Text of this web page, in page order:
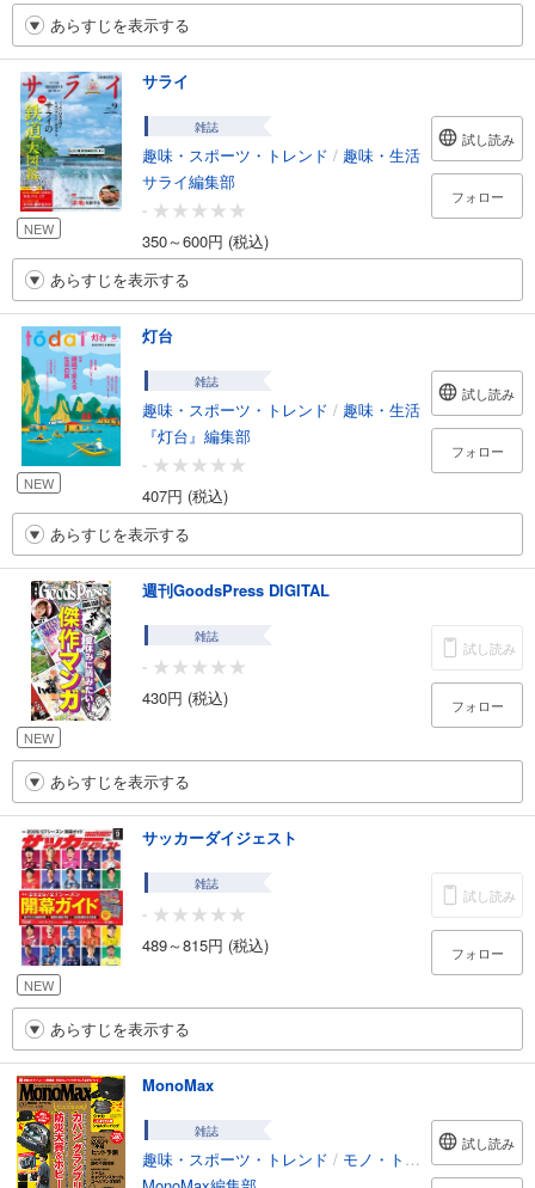
あらすじを表示する
NEW
サライ
雑誌
趣味・スポーツ・トレンド / 趣味・生活
サライ編集部
-
350～600円 (税込)
試し読み
フォロー
あらすじを表示する
NEW
灯台
雑誌
趣味・スポーツ・トレンド / 趣味・生活
『灯台』編集部
-
407円 (税込)
試し読み
フォロー
あらすじを表示する
NEW
週刊GoodsPress DIGITAL
雑誌
-
430円 (税込)
試し読み
フォロー
あらすじを表示する
NEW
サッカーダイジェスト
雑誌
-
489～815円 (税込)
試し読み
フォロー
あらすじを表示する
MonoMax
雑誌
趣味・スポーツ・トレンド / モノ・トレンド
試し読み